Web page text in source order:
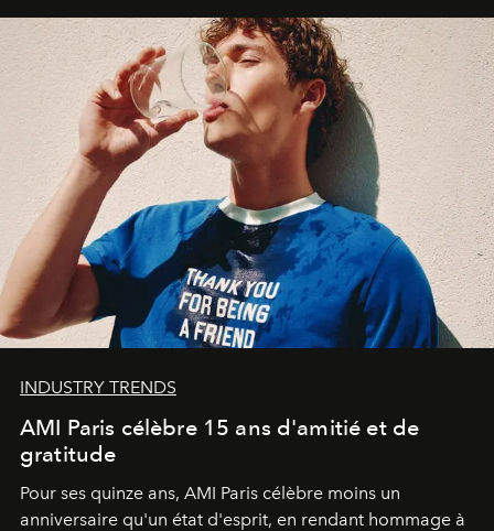
INDUSTRY TRENDS
AMI Paris célèbre 15 ans d'amitié et de
gratitude
Pour ses quinze ans, AMI Paris célèbre moins un
anniversaire qu'un état d'esprit, en rendant hommage à